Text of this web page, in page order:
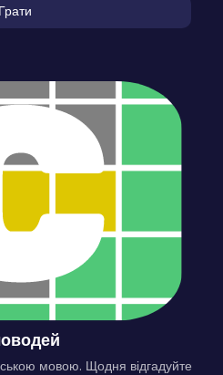
Грати
мовою. Щодня відгадуйте